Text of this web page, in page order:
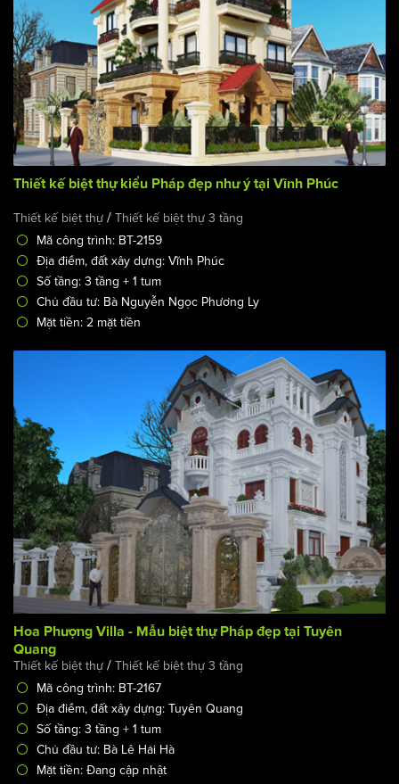
Thiết kế biệt thự kiểu Pháp đẹp như ý tại Vĩnh Phúc
Thiết kế biệt thự / Thiết kế biệt thự 3 tầng
Mã công trình: BT-2159
Địa điểm, đất xây dựng: Vĩnh Phúc
Số tầng: 3 tầng + 1 tum
Chủ đầu tư: Bà Nguyễn Ngọc Phương Ly
Mặt tiền: 2 mặt tiền
Hoa Phượng Villa - Mẫu biệt thự Pháp đẹp tại Tuyên
Quang
Thiết kế biệt thự / Thiết kế biệt thự 3 tầng
Mã công trình: BT-2167
Địa điểm, đất xây dựng: Tuyên Quang
Số tầng: 3 tầng + 1 tum
Chủ đầu tư: Bà Lê Hải Hà
Mặt tiền: Đang cập nhật